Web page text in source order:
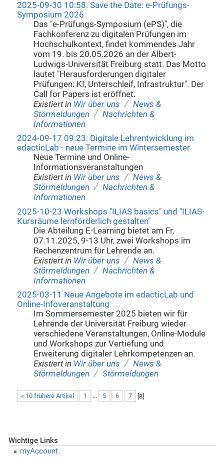
2025-09-30 10:58: Save the Date: e-Prüfungs-
Symposium 2026
Das "e-Prüfungs-Symposium (ePS)", die
Fachkonferenz zu digitalen Prüfungen im
Hochschulkontext, findet kommendes Jahr
vom 19. bis 20.05.2026 an der Albert-
Ludwigs-Universität Freiburg statt. Das Motto
lautet "Herausforderungen digitaler
Prüfungen: KI, Unterschleif, Infrastruktur". Der
Call for Papers ist eröffnet.
Existiert in Wir über uns / News &
Störmeldungen / Nachrichten &
Informationen
2024-09-17 09:23: Digitale Lehrentwicklung im
edacticLab - neue Termine im Wintersemester
Neue Termine und Online-
Informationsveranstaltungen
Existiert in Wir über uns / News &
Störmeldungen / Nachrichten &
Informationen
2025-10-23 Workshops "ILIAS basics" und "ILIAS-
Kursräume lernförderlich gestalten"
Die Abteilung E-Learning bietet am Fr,
07.11.2025, 9-13 Uhr, zwei Workshops im
Rechenzentrum für Lehrende an.
Existiert in Wir über uns / News &
Störmeldungen / Nachrichten &
Informationen
2025-03-11 Neue Angebote im edacticLab und
Online-Infoveranstaltung
Im Sommersemester 2025 bieten wir für
Lehrende der Universität Freiburg wieder
verschiedene Veranstaltungen, Online-Module
und Workshops zur Vertiefung und
Erweiterung digitaler Lehrkompetenzen an.
Existiert in Wir über uns / News &
Störmeldungen / Störmeldungen
« 10 frühere Artikel 1 ... 5 6 7 [8]
Wichtige Links
myAccount